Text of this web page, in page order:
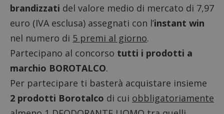
brandizzati del valore medio di mercato di 7,97
euro (IVA esclusa) assegnati con l’instant win
nel numero di 5 premi al giorno.
Partecipano al concorso tutti i prodotti a
marchio BOROTALCO.
Per partecipare ti basterà acquistare insieme
2 prodotti Borotalco di cui obbligatoriamente